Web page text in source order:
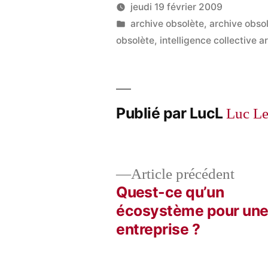
Publié
par
LucL
jeudi 19 février 2009
Publié
dans
archive obsolète,archive
obsolète, intelligence collective
Publié par LucLLuc
Navigation
Article précédent
Quest-ce qu’un
écosystème pour une
entreprise ?